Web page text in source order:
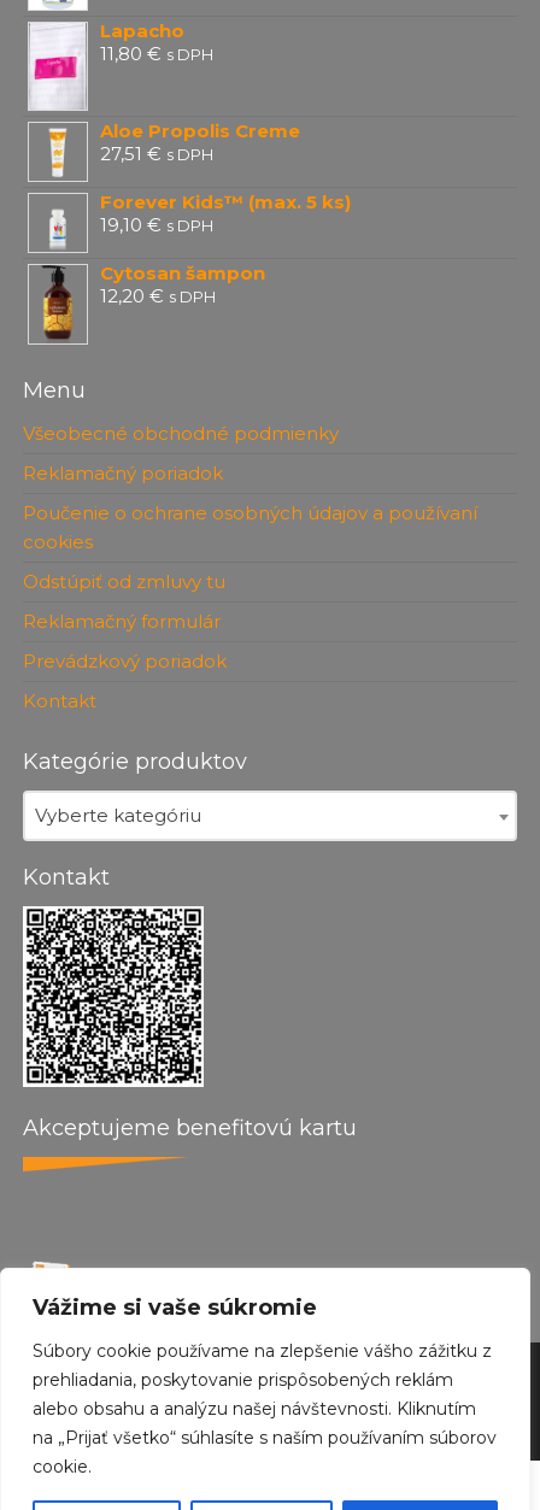
Vážime si vaše súkromie
Súbory cookie používame na zlepšenie vášho zážitku z
prehliadania, poskytovanie prispôsobených reklám
alebo obsahu a analýzu našej návštevnosti. Kliknutím
na „Prijať všetko“ súhlasíte s naším používaním súborov
cookie.
Lapacho
11,80€ s DPH
Aloe Propolis Creme
27,51€ s DPH
Forever Kids™ (max. 5 ks)
19,10€ s DPH
Cytosan šampon
12,20€ s DPH
Menu
Všeobecné obchodné podmienky
Reklamačný poriadok
Poučenie o ochrane osobných údajov a používaní
cookies
Odstúpiť od zmluvy tu
Reklamačný formulár
Prevádzkový poriadok
Kontakt
Kategórie produktov
Vyberte kategóriu
Kontakt
Akceptujeme benefitovú kartu
by wepo web design 2024
Created withEnvo RoyalWordPress theme